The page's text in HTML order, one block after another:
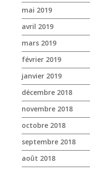
mai 2019
avril 2019
mars 2019
février 2019
janvier 2019
décembre 2018
novembre 2018
octobre 2018
septembre 2018
août 2018